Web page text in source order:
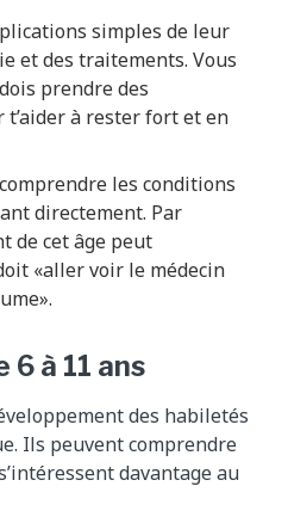
simples de leur
et des traitements. Vous
prendre des
t’aider à rester fort et en
les conditions
directement. Par
de cet âge peut
«aller voir le médecin
6 à 11 ans
des habiletés
Ils peuvent comprendre
davantage au